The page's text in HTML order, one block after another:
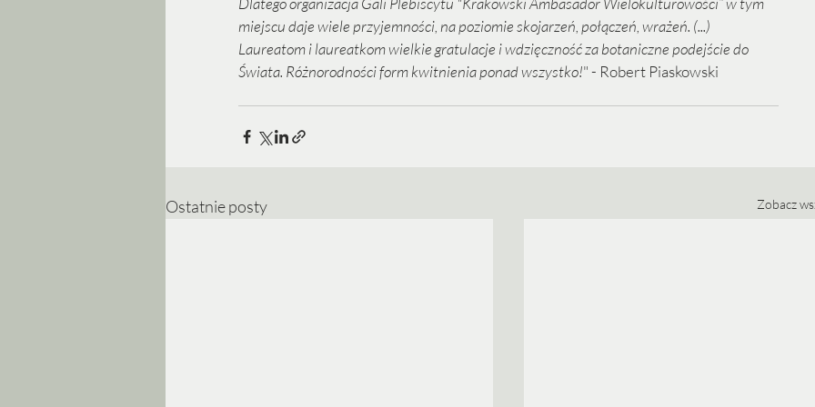
miejscu daje wiele przyjemności, na poziomie skojarzeń, połączeń, wrażeń. (...)
Laureatom i laureatkom wielkie gratulacje i wdzięczność za botaniczne podejście do
Świata. Różnorodności form kwitnienia ponad wszystko!" - Robert Piaskowski
Ostatnie posty Zobacz